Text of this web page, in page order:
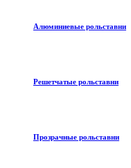
Алюминиевые рольставни
Решетчатые рольставни
Прозрачные рольставни